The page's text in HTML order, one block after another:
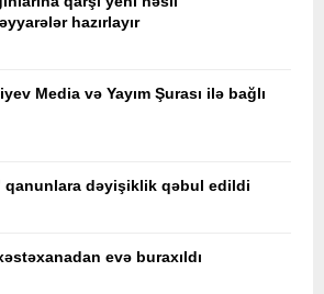
hazırlayır
Media və Yayım Şurası ilə bağlı
qanunlara dəyişiklik qəbul edildi
evə buraxıldı